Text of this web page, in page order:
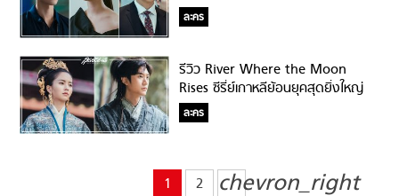
ไม่ได้!
ละคร
รีวิว River Where the Moon
Rises ซีรี่ย์เกาหลีย้อนยุคสุดยิ่งใหญ่
แห่งปี
ละคร
1 2 chevron_right